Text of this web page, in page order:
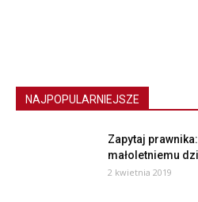
NAJPOPULARNIEJSZE
Zapytaj
małoletniemu
2 kwietnia 2019